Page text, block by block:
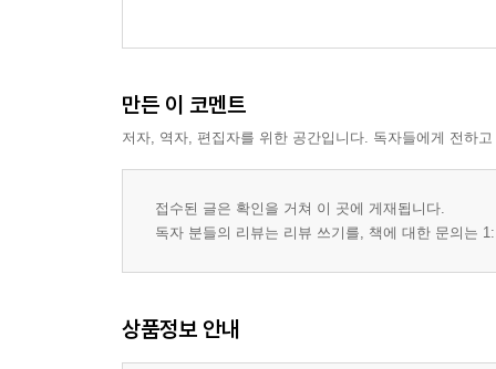
만든 이 코멘트
저자, 역자, 편집자를 위한 공간입니다. 독자들에게 전하
접수된 글은 확인을 거쳐 이 곳에 게재됩니다.
독자 분들의 리뷰는 리뷰 쓰기를, 책에 대한 문의는
상품정보 안내